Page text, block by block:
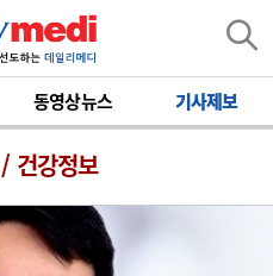
동영상뉴스 기사제보
/ 건강정보